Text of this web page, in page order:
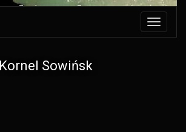
Sowińsk